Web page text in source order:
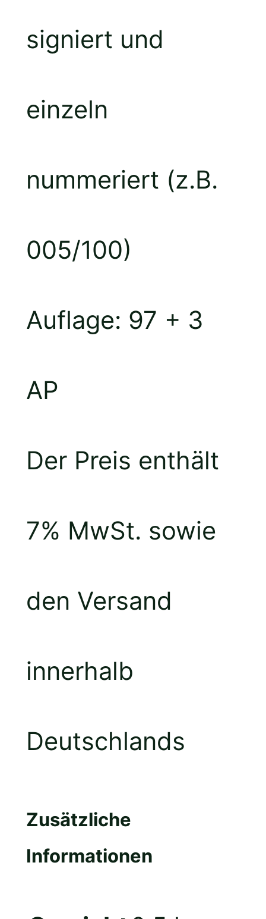
signiert und
einzeln
nummeriert (z.B.
005/100)
Auflage: 97 + 3
AP
Der Preis enthält
7% MwSt. sowie
den Versand
innerhalb
Deutschlands
Zusätzliche
Informationen